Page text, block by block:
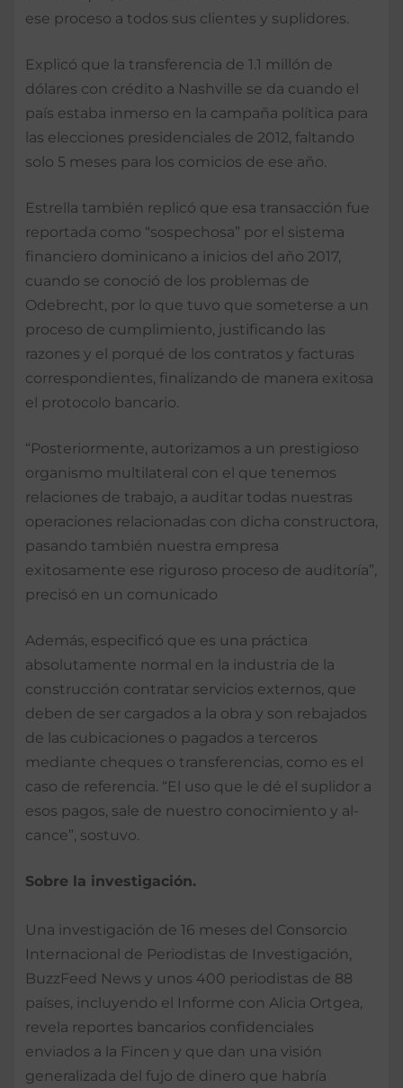
ese proceso a todos sus clientes y suplido­res.
Explicó que la transferencia de 1.1 millón de
dólares con crédito a Nashville se da cuando el
país estaba inmerso en la campaña política para
las eleccio­nes presidenciales de 2012, faltando
solo 5 meses para los comicios de ese año.
Estrella también repli­có que esa transacción fue
reportada como “sospecho­sa” por el sistema
financie­ro dominicano a inicios del año 2017,
cuando se co­noció de los problemas de
Odebrecht, por lo que tu­vo que someterse a un
pro­ceso de cumplimiento, jus­tificando las
razones y el porqué de los contratos y facturas
correspondientes, finalizando de manera exi­tosa
el protocolo bancario.
“Posteriormente, autori­zamos a un prestigioso
or­ganismo multilateral con el que tenemos
relacio­nes de trabajo, a auditar todas nuestras
operacio­nes relacionadas con di­cha constructora,
pasando también nuestra empresa
exitosamente ese riguroso proceso de auditoría”,
precisó en un comunicado
Además, especificó que es una práctica
absolutamen­te normal en la industria de la
construcción contra­tar servicios externos, que
deben de ser cargados a la obra y son rebajados
de las cubicaciones o pagados a terceros
mediante che­ques o transferencias, co­mo es el
caso de referencia. “El uso que le dé el supli­dor a
esos pagos, sale de nuestro conocimiento y al­
cance”, sostuvo.
Sobre la investigación.
Una investigación de 16 meses del Consorcio
Inter­nacional de Periodistas de Investigación,
BuzzFeed News y unos 400 perio­distas de 88
países, inclu­yendo el Informe con Ali­cia Ortgea,
revela reportes bancarios confidenciales
enviados a la Fincen y que dan una visión
generaliza­da del fujo de dinero que habría